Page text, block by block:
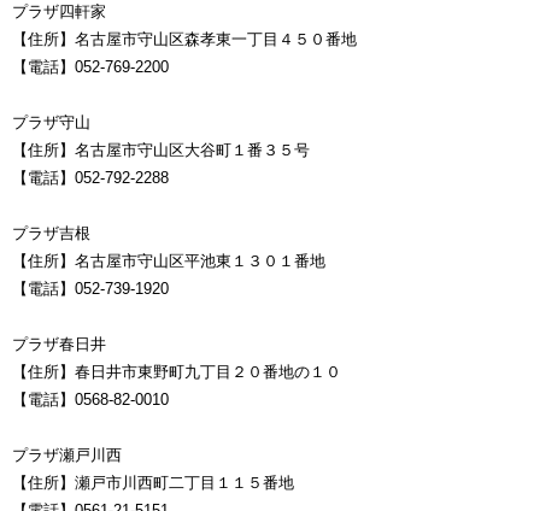
プラザ四軒家
【住所】名古屋市守山区森孝東一丁目４５０番地
【電話】052-769-2200
プラザ守山
【住所】名古屋市守山区大谷町１番３５号
【電話】052-792-2288
プラザ吉根
【住所】名古屋市守山区平池東１３０１番地
【電話】052-739-1920
プラザ春日井
【住所】春日井市東野町九丁目２０番地の１０
【電話】0568-82-0010
プラザ瀬戸川西
【住所】瀬戸市川西町二丁目１１５番地